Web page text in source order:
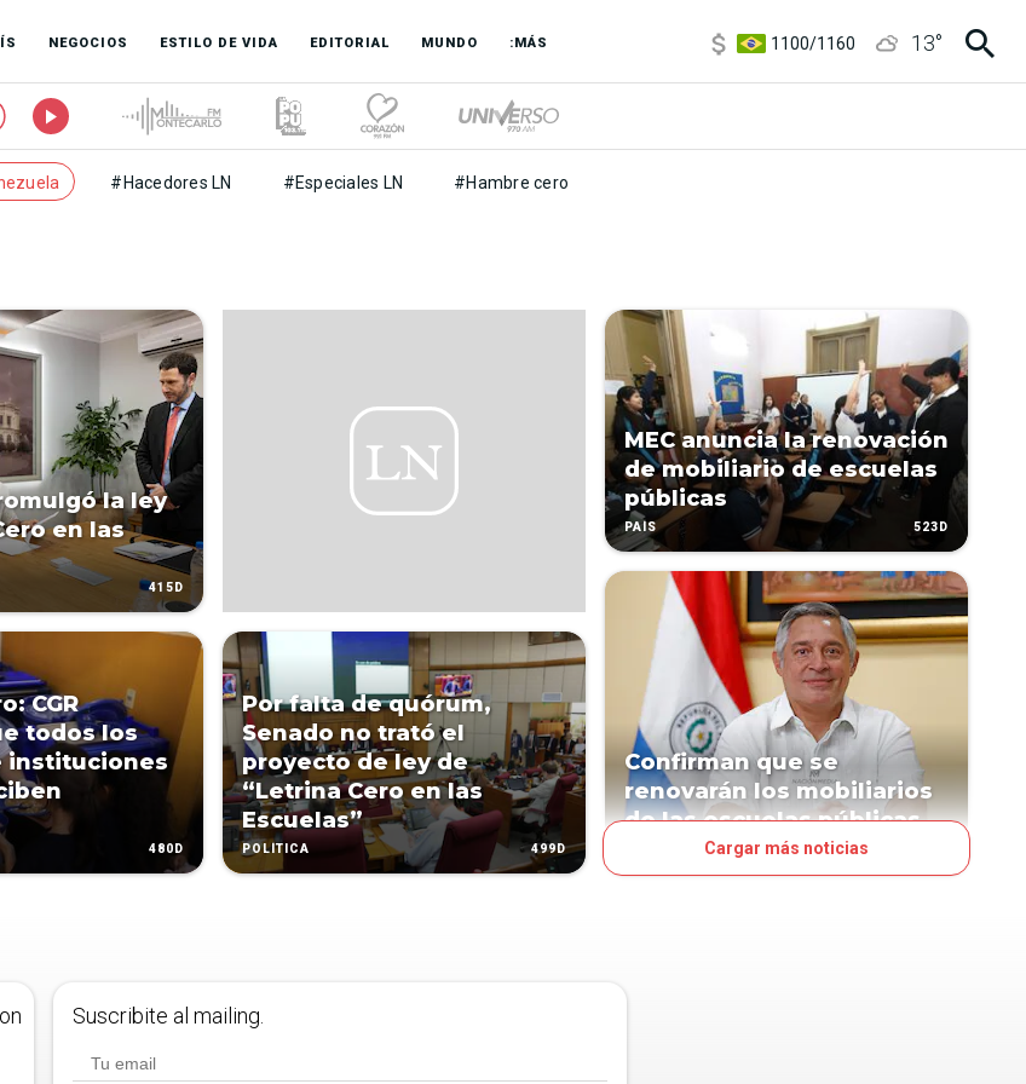
NEGOCIOS ESTILO DE VIDA EDITORIAL MUNDO :MÁS
1100/1160
13°
#Hacedores LN #Especiales LN #Hambre cero
la ley
en las
415D
CGR
todos los
instituciones
480D
Por falta de quórum,
Senado no trató el
proyecto de ley de
“Letrina Cero en las
Escuelas”
POLÍTICA 499D
MEC anuncia la renovación
de mobiliario de escuelas
públicas
PAÍS 523D
Confirman que se
renovarán los mobiliarios
de las escuelas públicas
Cargar más noticias
Suscribite al mailing.